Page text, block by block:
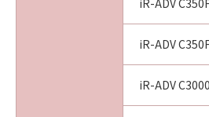
YOUR ACCEPTANCE AS
INSTALLING THE
ACKNOWLEDGE THAT YOU
AGREEMENT, UNDERSTOOD
TO BE BOUND BY ITS
iR-ADV
iR-ADV
iR-ADV